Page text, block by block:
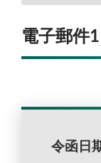
電子郵件
令函日